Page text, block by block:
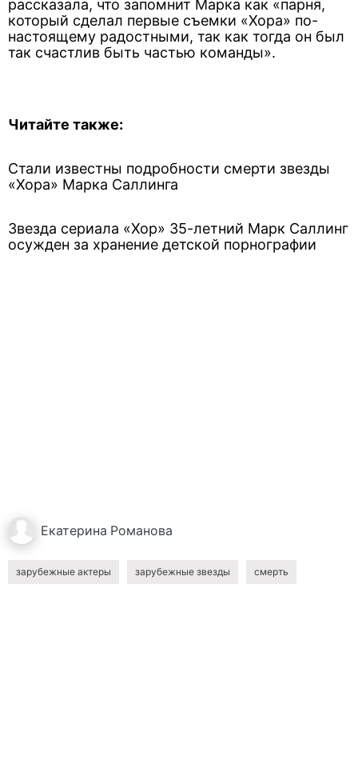
рассказала, что запомнит Марка как «парня,
который сделал первые съемки «Хора» по-
настоящему радостными, так как тогда он был
так счастлив быть частью команды».
Читайте также:
Стали известны подробности смерти звезды
«Хора» Марка Саллинга
Звезда сериала «Хор» 35-летний Марк Саллинг
осужден за хранение детской порнографии
Екатерина Романова
зарубежные актеры зарубежные звезды смерть